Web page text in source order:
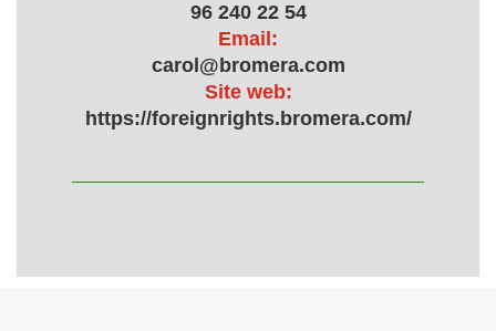
96 240 22 54
Email:
carol@bromera.com
Site web:
https://foreignrights.bromera.com/